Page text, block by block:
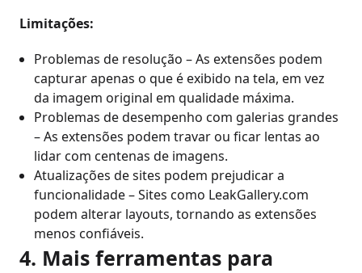
Limitações:
Problemas de resolução – As extensões podem
capturar apenas o que é exibido na tela, em vez
da imagem original em qualidade máxima.
Problemas de desempenho com galerias grandes
– As extensões podem travar ou ficar lentas ao
lidar com centenas de imagens.
Atualizações de sites podem prejudicar a
funcionalidade – Sites como LeakGallery.com
podem alterar layouts, tornando as extensões
menos confiáveis.
4. Mais ferramentas para